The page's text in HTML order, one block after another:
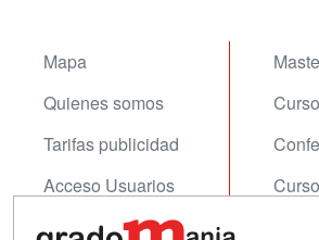
Mapa
Quienes somos
Tarifas publicidad
Acceso Usuarios
Acceso Centros